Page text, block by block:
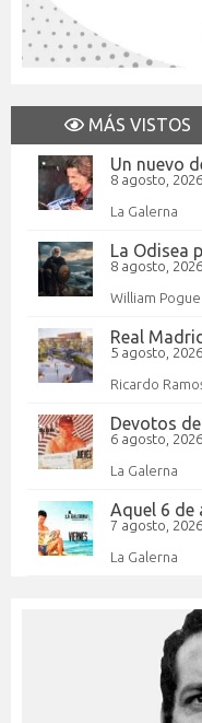
MÁS VISTOS
Un nuevo
8 agosto, 2026
La Galerna
La Odisea
8 agosto, 2026
William Pogue
Real
5 agosto, 2026
Ricardo
Devotos
6 agosto, 2026
La Galerna
Aquel 6 de
7 agosto, 2026
La Galerna